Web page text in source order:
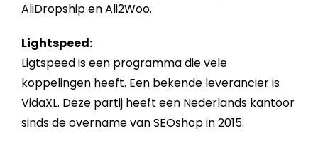
AliDropship en Ali2Woo.
Lightspeed:
Ligtspeed is een programma die vele
koppelingen heeft. Een bekende leverancier is
VidaXL. Deze partij heeft een Nederlands kantoor
sinds de overname van SEOshop in 2015.